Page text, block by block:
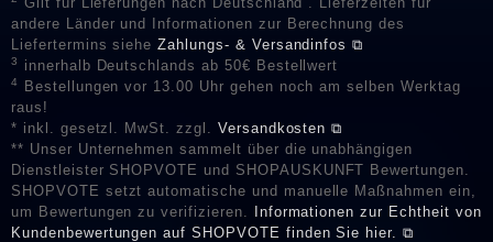
andere Länder und Informationen zur Berechnung des
Liefertermins sieheZahlungs- & Versandinfos ⧉
3 innerhalb Deutschlands ab 50€ Bestellwert
4
Bestellungen vor 13.00 Uhr gehen noch am selben Werktag
raus!
* inkl. gesetzl. MwSt. zzgl. Versandkosten ⧉
** Unser Unternehmen sammelt über die unabhängigen
Dienstleister SHOPVOTE und SHOPAUSKUNFT Bewertungen.
SHOPVOTE setzt automatische und manuelle Maßnahmen ein,
um Bewertungen zu verifizieren.
Informationen zur Echtheit von
Kundenbewertungen auf SHOPVOTE finden Sie hier. ⧉